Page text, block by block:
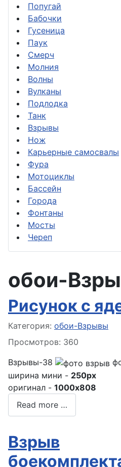
Попугай
Бабочки
Гусеница
Паук
Смерч
Молния
Волны
Вулканы
Подлодка
Танк
Взрывы
Нож
Карьерные самосвалы
Фура
Мотоциклы
Бассейн
Города
Фонтаны
Мосты
Череп
обои-
Рисунок с
Информация о материале
Категория: обои-Взрывы
Просмотров: 360
Взрывы-38
ширина мини - 250px
оригинал - 1000x808
Read more …
Взрыв